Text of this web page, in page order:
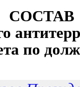
СОСТАВ
по